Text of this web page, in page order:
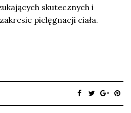
skutecznych i
pielęgnacji ciała.